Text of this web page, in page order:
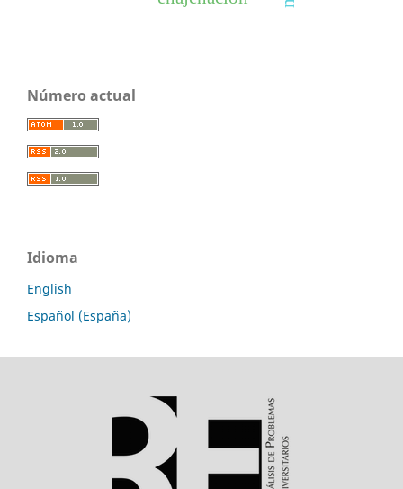
Número actual
Idioma
English
Español (España)